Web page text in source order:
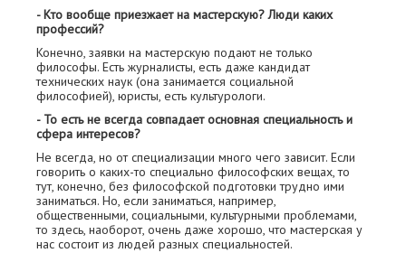
- Кто вообще приезжает на мастерскую? Люди каких
профессий?
Конечно, заявки на мастерскую подают не только
философы. Есть журналисты, есть даже кандидат
технических наук (она занимается социальной
философией), юристы, есть культурологи.
- То есть не всегда совпадает основная специальность и
сфера интересов?
Не всегда, но от специализации много чего зависит. Если
говорить о каких-то специально философских вещах, то
тут, конечно, без философской подготовки трудно ими
заниматься. Но, если заниматься, например,
общественными, социальными, культурными проблемами,
то здесь, наоборот, очень даже хорошо, что мастерская у
нас состоит из людей разных специальностей.